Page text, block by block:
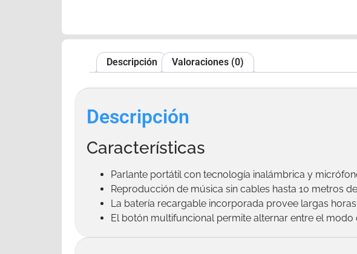
Descripción Valoraciones (0)
Descripción
Características
Parlante portátil con tecnología inalámbrica y
Reproducción de música sin cables hasta 10 metros
La batería recargable incorporada provee largas
El botón multifuncional permite alternar entre el